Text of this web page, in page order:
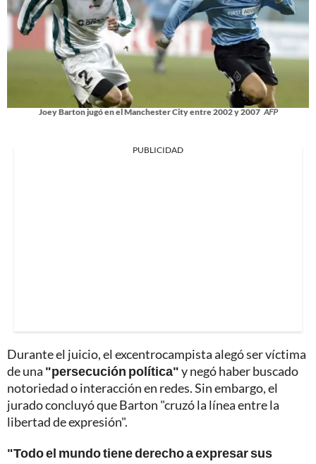
Joey Barton jugó en el Manchester City entre 2002 y 2007 AFP
PUBLICIDAD
Durante el juicio, el excentrocampista alegó ser víctima
de una "persecución política"y negó haber buscado
notoriedad o interacción en redes. Sin embargo, el
jurado concluyó que Barton "cruzó la línea entre la
libertad de expresión".
"Todo el mundo tiene derecho a expresar sus